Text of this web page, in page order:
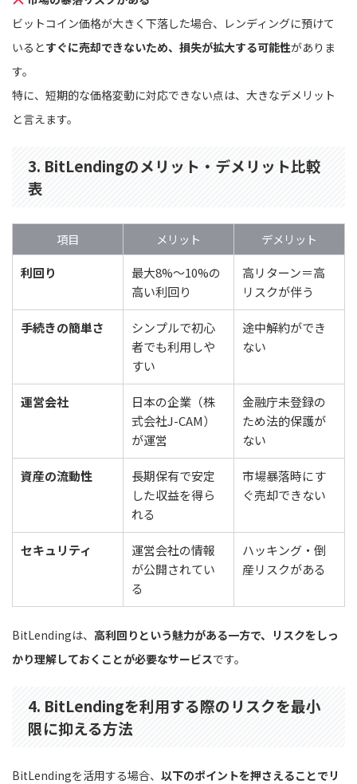
ビットコイン価格が大きく下落した場合、レンディングに預けて
いるとすぐに売却できないため、損失が拡大する可能性がありま
す。
特に、短期的な価格変動に対応できない点は、大きなデメリット
と言えます。
3. BitLendingのメリット・デメリット比較
表
項目 メリット
デメリット
利回り
最大8%〜10%の
高い利回り
高リターン＝高
リスクが伴う
手続きの簡単さ
シンプルで初心
者でも利用しや
すい
途中解約ができ
ない
運営会社
日本の企業（株
式会社J-CAM）
が運営
金融庁未登録の
ため法的保護が
ない
資産の流動性
長期保有で安定
した収益を得ら
れる
市場暴落時にす
ぐ売却できない
セキュリティ
運営会社の情報
が公開されてい
る
ハッキング・倒
産リスクがある
BitLendingは、 高利回りという魅力がある一方で、リスクをしっ
かり理解しておくことが必要なサービスです。
4. BitLendingを利用する際のリスクを最小
限に抑える方法
BitLendingを活用する場合、 以下のポイントを押さえることでリ